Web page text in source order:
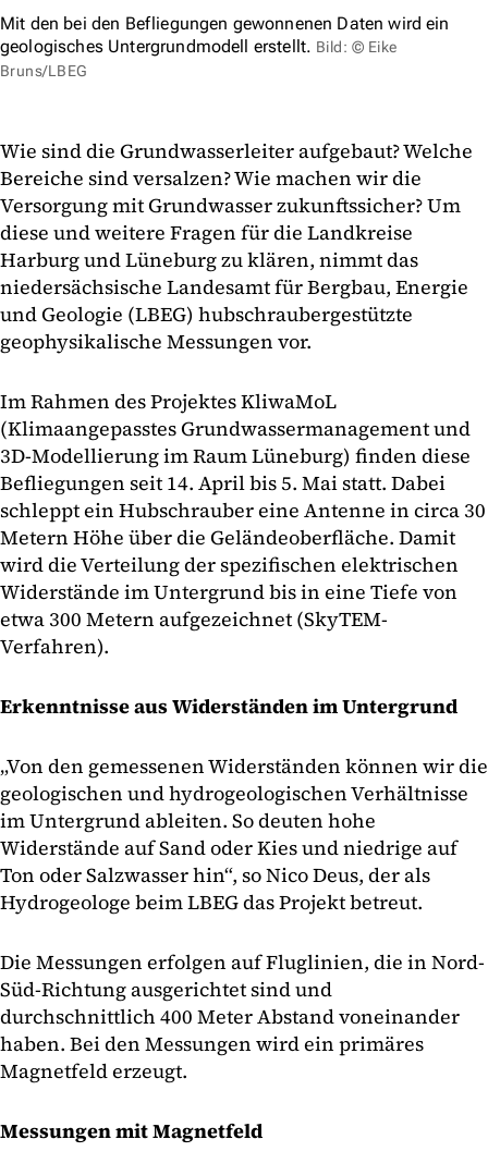
Mit den bei den Befliegungen gewonnenen Daten wird ein
geologisches Untergrundmodell erstellt. Bild: © Eike
Bruns/LBEG
Wie sind die Grundwasserleiter aufgebaut? Welche
Bereiche sind versalzen? Wie machen wir die
Versorgung mit Grundwasser zukunftssicher? Um
diese und weitere Fragen für die Landkreise
Harburg und Lüneburg zu klären, nimmt das
niedersächsische Landesamt für Bergbau, Energie
und Geologie (LBEG) hubschraubergestützte
geophysikalische Messungen vor.
Im Rahmen des Projektes KliwaMoL
(Klimaangepasstes Grundwassermanagement und
3D-Modellierung im Raum Lüneburg) finden diese
Befliegungen seit 14. April bis 5. Mai statt. Dabei
schleppt ein Hubschrauber eine Antenne in circa 30
Metern Höhe über die Geländeoberfläche. Damit
wird die Verteilung der spezifischen elektrischen
Widerstände im Untergrund bis in eine Tiefe von
etwa 300 Metern aufgezeichnet (SkyTEM-
Verfahren).
Erkenntnisse aus Widerständen im Untergrund
„Von den gemessenen Widerständen können wir die
geologischen und hydrogeologischen Verhältnisse
im Untergrund ableiten. So deuten hohe
Widerstände auf Sand oder Kies und niedrige auf
Ton oder Salzwasser hin“, so Nico Deus, der als
Hydrogeologe beim LBEG das Projekt betreut.
Die Messungen erfolgen auf Fluglinien, die in Nord-
Süd-Richtung ausgerichtet sind und
durchschnittlich 400 Meter Abstand voneinander
haben. Bei den Messungen wird ein primäres
Magnetfeld erzeugt.
Messungen mit Magnetfeld